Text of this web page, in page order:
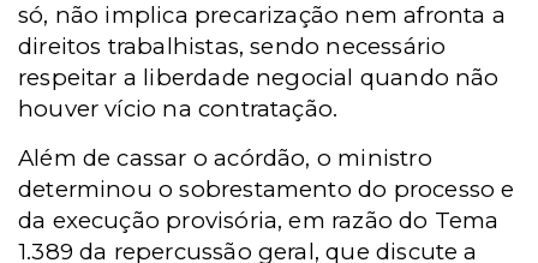
só, não implica precarização nem afronta a
direitos trabalhistas, sendo necessário
respeitar a liberdade negocial quando não
houver vício na contratação.
Além de cassar o acórdão, o ministro
determinou o sobrestamento do processo e
da execução provisória, em razão do Tema
1.389 da repercussão geral, que discute a